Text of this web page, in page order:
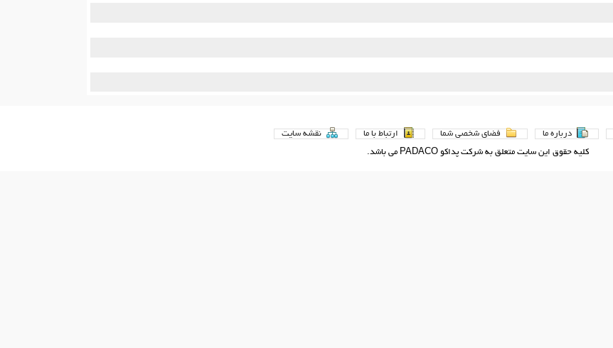
درباره ما فضاي شخصي شما ارتباط با ما
نقشه سایت
كليه حقوق اين سايت متعلق به شرکت پداکو PADACO می باشد.